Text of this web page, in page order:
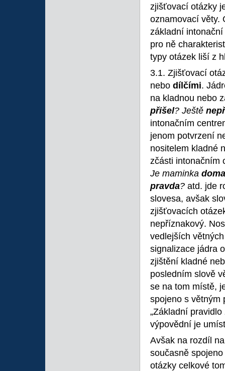
zjišťovací otázky
oznamovací věty.
základní
pro ně
typy otázek liší z
3.1. Zjišťovací
nebo dílčími.
na kladnou nebo
přišel? Ještě
intonačním
jenom potvrzení
nositelem kladné
zčásti intonačním
Je maminka doma
pravda? atd. jde
slovesa, avšak
zjišťovacích
nepříznakový.
vedlejších
signalizace jádra
zjištění kladné
posledním slově
se na tom místě,
spojeno s
„Základní
výpovědní je
Avšak na rozdíl
současně
otázky celkové